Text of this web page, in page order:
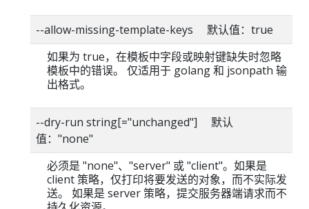
--allow-missing-template-keys 默认值：true
如果为 true，在模板中字段或映射键缺失时忽略
模板中的错误。 仅适用于 golang 和 jsonpath 输
出格式。
--dry-run string[="unchanged"] 默认
值："none"
必须是 "none"、"server" 或 "client"。如果是
client 策略，仅打印将要发送的对象，而不实际发
送。 如果是 server 策略，提交服务器端请求而不